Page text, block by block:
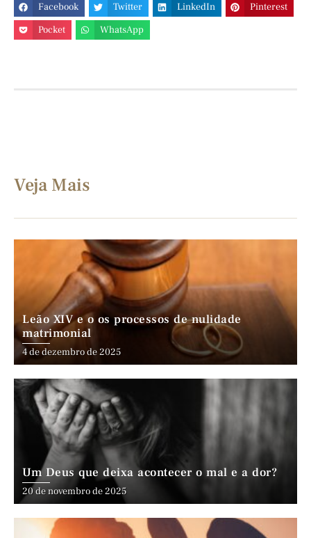
Facebook Twitter LinkedIn
Pinterest
Pocket
WhatsApp
Veja Mais
Leão XIV e o os processos de nulidade
matrimonial
4 de dezembro de 2025
Um Deus que deixa acontecer o mal e a dor?
20 de novembro de 2025